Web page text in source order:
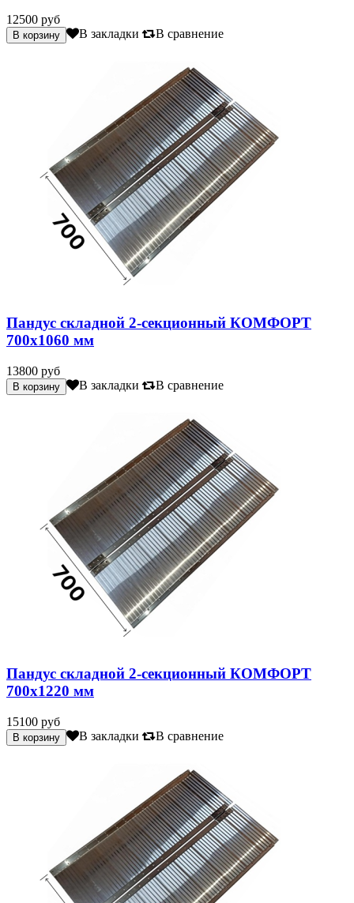
12500 руб
В закладки В сравнение
Пандус складной 2-секционный КОМФОРТ
700х1060 мм
13800 руб
В закладки В сравнение
Пандус складной 2-секционный КОМФОРТ
700х1220 мм
15100 руб
В закладки В сравнение